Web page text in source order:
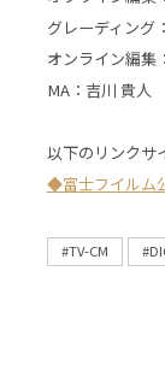
グレーディング
オンライン編集
MA：吉川 貴人
以下のリンクサ
◆富士フイルム
#TV-CM